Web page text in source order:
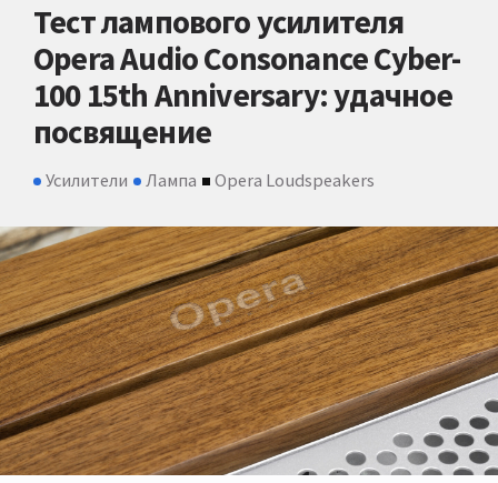
Тест лампового усилителя
Opera Audio Consonance Cyber-
100 15th Anniversary: удачное
посвящение
Усилители Лампа Opera Loudspeakers